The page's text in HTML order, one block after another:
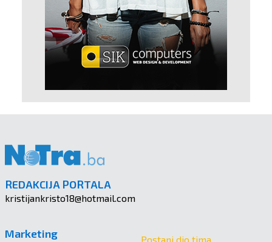
REDAKCIJA PORTALA
kristijankristo18@hotmail.com
Marketing Postani dio tima